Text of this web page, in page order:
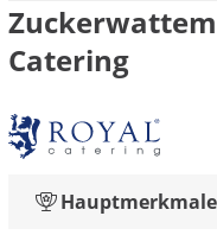
Catering
Hauptmerkmale